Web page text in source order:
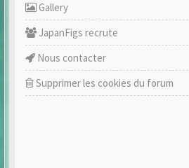
Gallery
JapanFigs recrute
Nous contacter
Supprimer les cookies du forum